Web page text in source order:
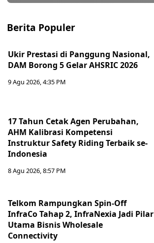
Berita Populer
Ukir Prestasi di Panggung Nasional,
DAM Borong 5 Gelar AHSRIC 2026
9 Agu 2026, 4:35 PM
17 Tahun Cetak Agen Perubahan,
AHM Kalibrasi Kompetensi
Instruktur Safety Riding Terbaik se-
Indonesia
8 Agu 2026, 8:57 PM
Telkom Rampungkan Spin-Off
InfraCo Tahap 2, InfraNexia Jadi Pilar
Utama Bisnis Wholesale
Connectivity